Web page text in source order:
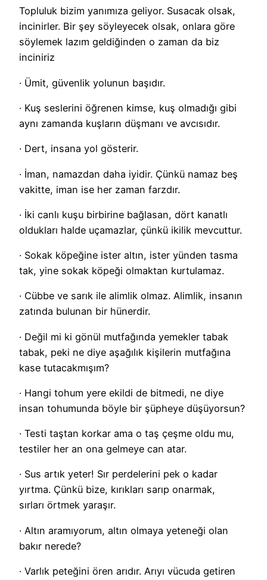
Topluluk bizim yanımıza geliyor. Susacak olsak,
incinirler. Bir şey söyleyecek olsak, onlara göre
söylemek lazım geldiğinden o zaman da biz
inciniriz
· Ümit, güvenlik yolunun başıdır.
· Kuş seslerini öğrenen kimse, kuş olmadığı gibi
aynı zamanda kuşların düşmanı ve avcısıdır.
· Dert, insana yol gösterir.
· İman, namazdan daha iyidir. Çünkü namaz beş
vakitte, iman ise her zaman farzdır.
· İki canlı kuşu birbirine bağlasan, dört kanatlı
oldukları halde uçamazlar, çünkü ikilik mevcuttur.
· Sokak köpeğine ister altın, ister yünden tasma
tak, yine sokak köpeği olmaktan kurtulamaz.
· Cübbe ve sarık ile alimlik olmaz. Alimlik, insanın
zatında bulunan bir hünerdir.
· Değil mi ki gönül mutfağında yemekler tabak
tabak, peki ne diye aşağılık kişilerin mutfağına
kase tutacakmışım?
· Hangi tohum yere ekildi de bitmedi, ne diye
insan tohumunda böyle bir şüpheye düşüyorsun?
· Testi taştan korkar ama o taş çeşme oldu mu,
testiler her an ona gelmeye can atar.
· Sus artık yeter! Sır perdelerini pek o kadar
yırtma. Çünkü bize, kırıkları sarıp onarmak,
sırları örtmek yaraşır.
· Altın aramıyorum, altın olmaya yeteneği olan
bakır nerede?
· Varlık peteğini ören arıdır. Arıyı vücuda getiren